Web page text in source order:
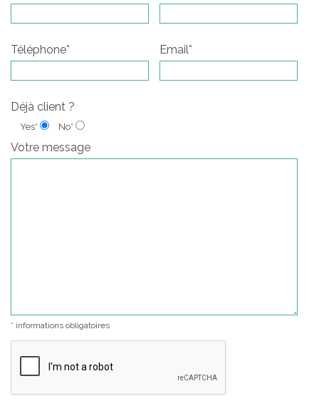
Téléphone* Email*
Déjà client ?
Yes* No*
Votre message
* informations obligatoires